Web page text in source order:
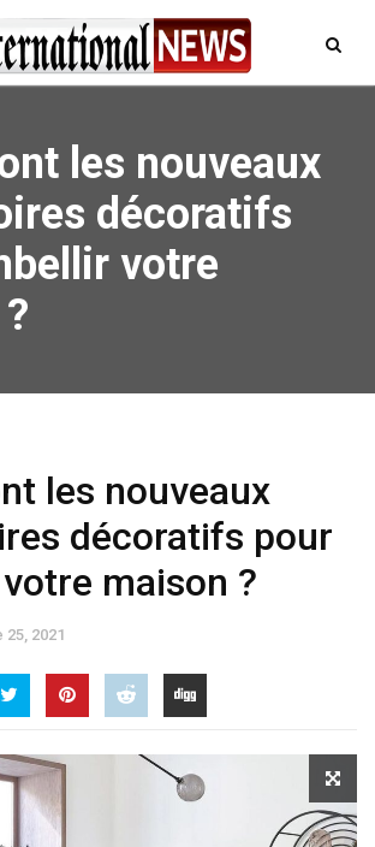
les nouveaux
décoratifs
votre
les nouveaux
décoratifs pour
maison ?
25, 2021